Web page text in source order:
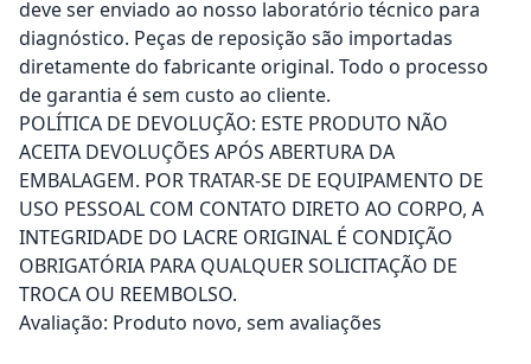
deve ser enviado ao nosso laboratório técnico para
diagnóstico. Peças de reposição são importadas
diretamente do fabricante original. Todo o processo
de garantia é sem custo ao cliente.
POLÍTICA DE DEVOLUÇÃO: ESTE PRODUTO NÃO
ACEITA DEVOLUÇÕES APÓS ABERTURA DA
EMBALAGEM. POR TRATAR-SE DE EQUIPAMENTO DE
USO PESSOAL COM CONTATO DIRETO AO CORPO, A
INTEGRIDADE DO LACRE ORIGINAL É CONDIÇÃO
OBRIGATÓRIA PARA QUALQUER SOLICITAÇÃO DE
TROCA OU REEMBOLSO.
Avaliação: Produto novo, sem avaliações